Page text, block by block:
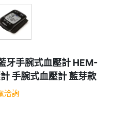
手腕式血壓計 HEM-
手腕式血壓計 藍芽款
洽詢